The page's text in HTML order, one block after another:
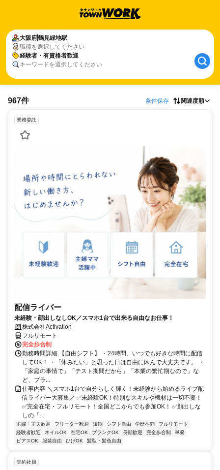
大阪府鶴見緑地駅
職種を選択してください
経験者・有資格者歓迎
キーワードを選択してください
967件 条件保存 関連度順
業務委託
配信ライバー
未経験・顔出しなしOK／スマホ1台で出来る自由なお仕事！
株式会社Activation
フルリモート
完全歩合制
勤務時間詳細 【自由シフト】 ・24時間、いつでも好きな時間に配信
してOK！ ・「休みたい」と思った日は自由に休んで大丈夫です。 ・
「家庭の事情で」「テスト期間だから」「本業の繁忙期なので」な
ど、プラ...
仕事内容 ＼スマホ1台で自分らしく輝く！未経験から始めるライブ配
信ライバー大募集／ ✅未経験OK！特別なスキルや機材は一切不要！
✅完全在宅・フルリモート！全国どこからでも参加OK！ ✅顔出しな
しの「...
主婦・主夫歓迎 フリーター歓迎 短期 シフト自由 学歴不問
フルリモート
経験者歓迎
ネイルOK 在宅OK ブランクOK 長期歓迎 完全歩合制
単発
ピアスOK
服装自由 ひげOK 髪型・髪色自由
契約社員